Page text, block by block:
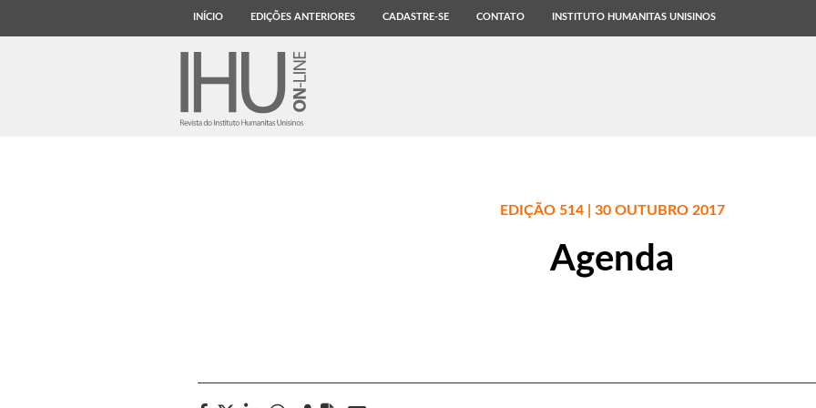
INÍCIO EDIÇÕES ANTERIORES CADASTRE-SE CONTATO INSTITUTO HUMANITAS UNISINOS
EDIÇÃO 514 | 30 OUTUBRO 2017
Agenda